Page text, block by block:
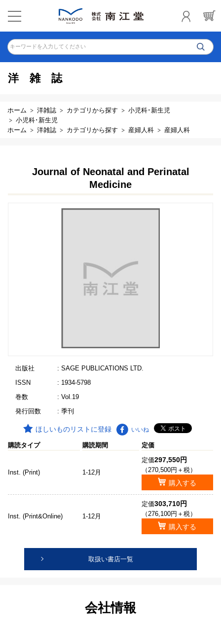
キーワードを入力してください
洋雑誌
ホーム 洋雑誌 カテゴリから探す
小児科･新生児
小児科･新生児
ホーム
洋雑誌 カテゴリから探す 産婦人科 産婦人科
Journal of Neonatal and Perinatal
Medicine
出版社
: SAGE PUBLICATIONS LTD.
ISSN
: 1934-5798
巻数
: Vol.19
発行回数
: 季刊
ほしいものリストに登録 いいね
購読タイプ 購読期間 定価
Inst. (Print) 1-12月
定価297,550円
（270,500円＋税）
購入する
Inst. (Print&Online) 1-12月
定価303,710円
（276,100円＋税）
購入する
取扱い書店一覧
会社情報